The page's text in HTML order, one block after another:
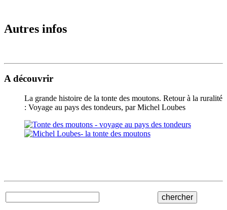
Autres infos
A découvrir
La grande histoire de la tonte des moutons. Retour à la ruralité
: Voyage au pays des tondeurs, par Michel Loubes